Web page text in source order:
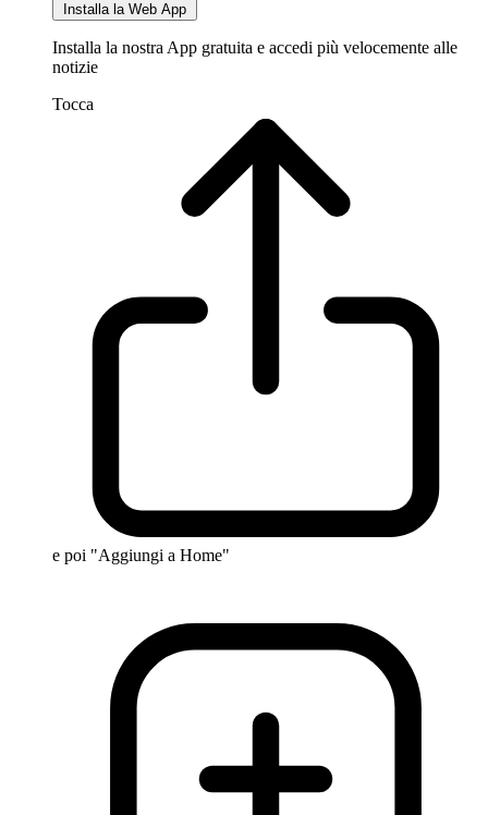
Installa la Web App
Installa la nostra App gratuita e accedi più velocemente alle
notizie
Tocca
e poi "Aggiungi a Home"